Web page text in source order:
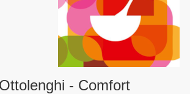
Ottolenghi - Comfort